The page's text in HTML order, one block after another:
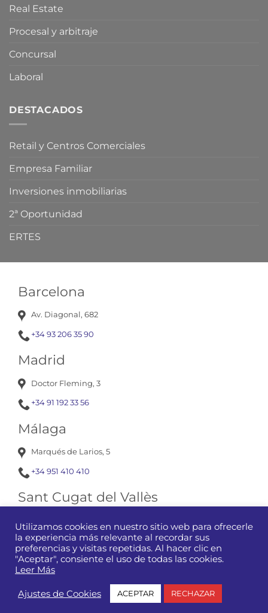
Barcelona
Av. Diagonal, 682
+34 93 206 35 90
Madrid
Doctor Fleming, 3
+34 91 192 33 56
Málaga
Marqués de Larios, 5
+34 951 410 410
Sant Cugat del Vallès
+34 93 675 12 01
Real Estate
Procesal y arbitraje
Concursal
Laboral
DESTACADOS
Retail y Centros Comerciales
Empresa Familiar
Inversiones inmobiliarias
2ª Oportunidad
ERTES
Aviso Legal y Condiciones de Uso de la Web
Política de Privacidad |Política de Cookies
Utilizamos cookies en nuestro sitio web para ofrecerle
la experiencia más relevante al recordar sus
preferencias y visitas repetidas. Al hacer clic en
"Aceptar", consiente el uso de todas las cookies.
Leer Más
Ajustes de Cookies ACEPTAR RECHAZAR